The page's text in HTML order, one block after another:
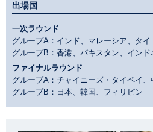
出場国
一次ラウンド
グループA：インド、マレーシア、タイ
グループB：香港、パキスタン、インド
ファイナルラウンド
グループA：チャイニーズ・タイペイ、
グループB：日本、韓国、フィリピン